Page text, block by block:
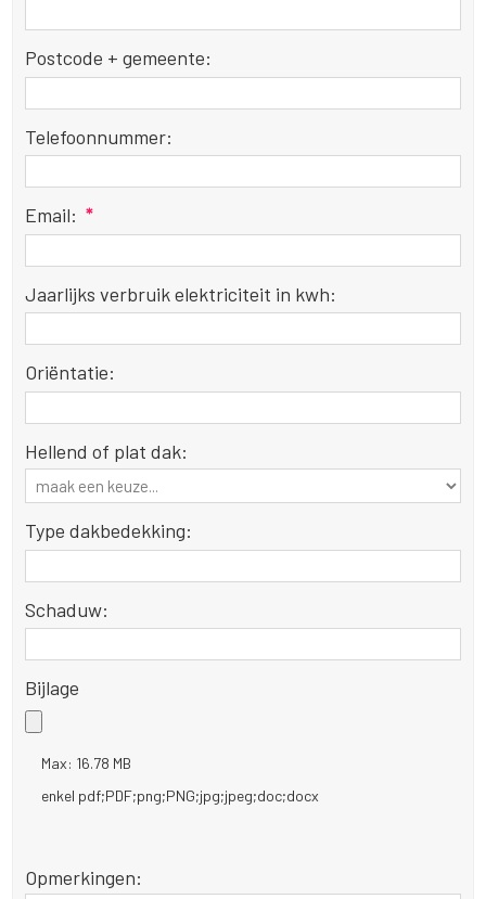
Postcode + gemeente:
Telefoonnummer:
Email: *
Jaarlijks verbruik elektriciteit in kwh:
Oriëntatie:
Hellend of plat dak:
Type dakbedekking:
Schaduw:
Bijlage
Max: 16.78 MB
enkel pdf;PDF;png;PNG;jpg;jpeg;doc;docx
Opmerkingen: